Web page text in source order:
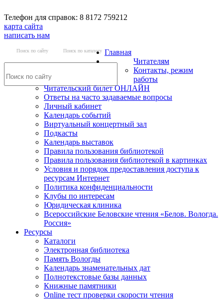
Телефон для справок: 8 8172 759212
карта сайта
написать нам
Поиск по сайту Поиск по каталогу Главная
Читателям
Контакты, режим
работы
Читательский билет ОНЛАЙН
Ответы на часто задаваемые вопросы
Личный кабинет
Календарь событий
Виртуальный концертный зал
Подкасты
Календарь выставок
Правила пользования библиотекой
Правила пользования библиотекой в картинках
Условия и порядок предоставления доступа к
ресурсам Интернет
Политика конфиденциальности
Клубы по интересам
Юридическая клиника
Всероссийские Беловские чтения «Белов. Вологда.
Россия»
Ресурсы
Каталоги
Электронная библиотека
Память Вологды
Календарь знаменательных дат
Полнотекстовые базы данных
Книжные памятники
Online тест проверки скорости чтения